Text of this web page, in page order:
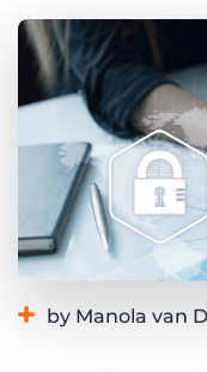
Over Ons
Vraag een
by Manola van